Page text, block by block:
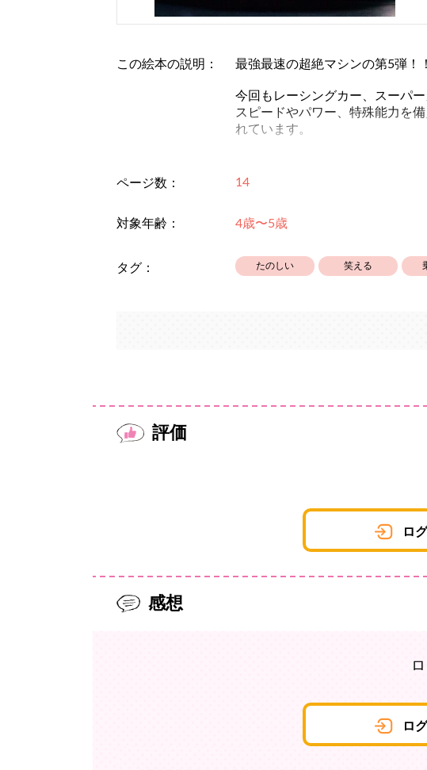
この絵本の説明： 最強最速の超絶マシンの第5弾！！
今回もレーシングカー、スーパー
スピードやパワー、特殊能力を
れています。
読んで楽しむだけでなく、親子
ページ数： 14
対象年齢： 4歳〜5歳
タグ： たのしい 笑える
評価
ロ
感想
ロ